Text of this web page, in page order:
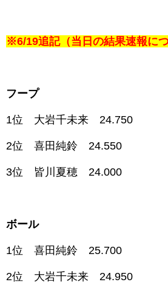
※6/19追記（当日の結果速報につ
フープ
1位 大岩千未来 24.750
2位 喜田純鈴 24.550
3位 皆川夏穂 24.000
ボール
1位 喜田純鈴 25.700
2位 大岩千未来 24.950